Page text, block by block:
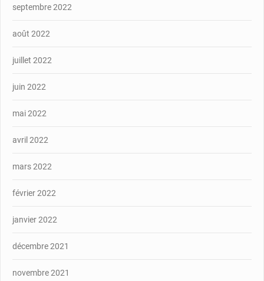
septembre 2022
août 2022
juillet 2022
juin 2022
mai 2022
avril 2022
mars 2022
février 2022
janvier 2022
décembre 2021
novembre 2021